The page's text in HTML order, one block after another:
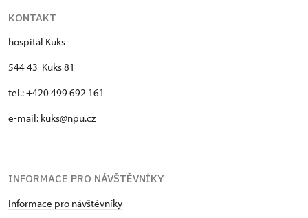
KONTAKT
hospitál Kuks
544 43 Kuks 81
tel.: +420 499 692 161
e-mail: kuks@npu.cz
INFORMACE PRO NÁVŠTĚVNÍKY
Informace pro návštěvníky